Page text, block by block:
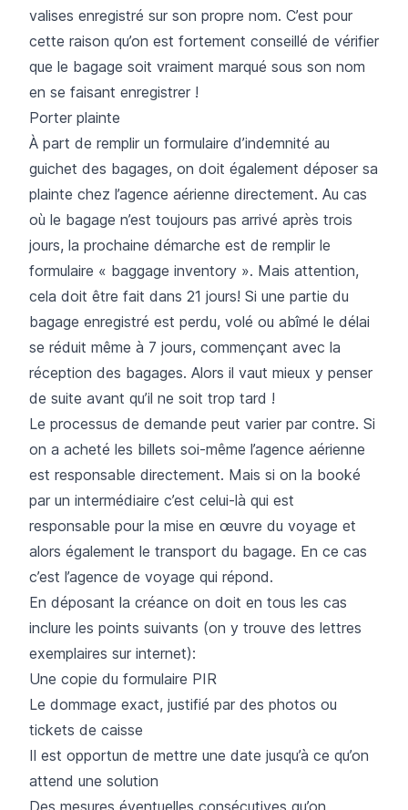
valises enregistré sur son propre nom. C’est pour
cette raison qu’on est fortement conseillé de vérifier
que le bagage soit vraiment marqué sous son nom
en se faisant enregistrer !
Porter plainte
À part de remplir un formulaire d’indemnité au
guichet des bagages, on doit également déposer sa
plainte chez l’agence aérienne directement. Au cas
où le bagage n’est toujours pas arrivé après trois
jours, la prochaine démarche est de remplir le
formulaire « baggage inventory ». Mais attention,
cela doit être fait dans 21 jours! Si une partie du
bagage enregistré est perdu, volé ou abîmé le délai
se réduit même à 7 jours, commençant avec la
réception des bagages. Alors il vaut mieux y penser
de suite avant qu’il ne soit trop tard !
Le processus de demande peut varier par contre. Si
on a acheté les billets soi-même l’agence aérienne
est responsable directement. Mais si on la booké
par un intermédiaire c’est celui-là qui est
responsable pour la mise en œuvre du voyage et
alors également le transport du bagage. En ce cas
c’est l’agence de voyage qui répond.
En déposant la créance on doit en tous les cas
inclure les points suivants (on y trouve des lettres
exemplaires sur internet):
Une copie du formulaire PIR
Le dommage exact, justifié par des photos ou
tickets de caisse
Il est opportun de mettre une date jusqu’à ce qu’on
attend une solution
Des mesures éventuelles consécutives qu’on